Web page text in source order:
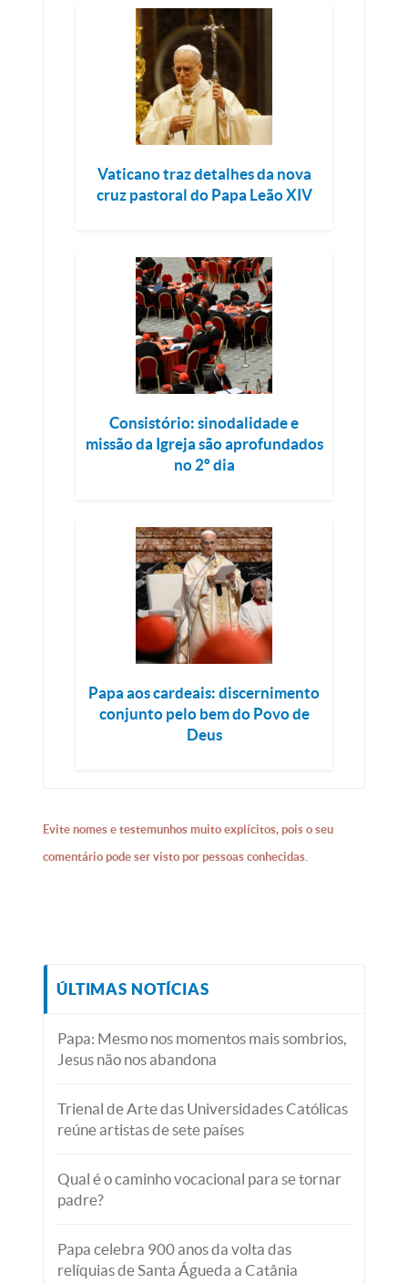
Vaticano traz detalhes da nova
cruz pastoral do Papa Leão XIV
Consistório: sinodalidade e
missão da Igreja são aprofundados
no 2º dia
Papa aos cardeais: discernimento
conjunto pelo bem do Povo de
Deus
Evite nomes e testemunhos muito explícitos, pois o seu
comentário pode ser visto por pessoas conhecidas.
ÚLTIMAS NOTÍCIAS
Papa: Mesmo nos momentos mais sombrios,
Jesus não nos abandona
Trienal de Arte das Universidades Católicas
reúne artistas de sete países
Qual é o caminho vocacional para se tornar
padre?
Papa celebra 900 anos da volta das
relíquias de Santa Águeda a Catânia